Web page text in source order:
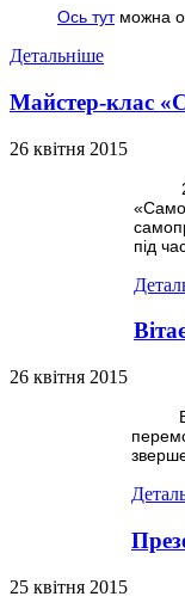
Ось тутможна
Детальніше
Майстер-клас
26 квітня 2015
під
26 квітня 2015
25 квітня 2015